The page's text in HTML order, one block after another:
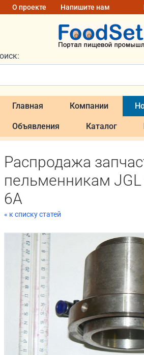
О проекте Напишите нам
Главная Компании
Объявления Каталог
Распродажа
пельменникам JGL
6А
« к списку статей